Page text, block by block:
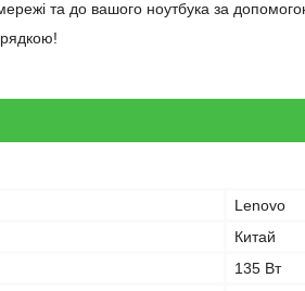
та до вашого ноутбука за
Lenovo
Китай
135 Вт